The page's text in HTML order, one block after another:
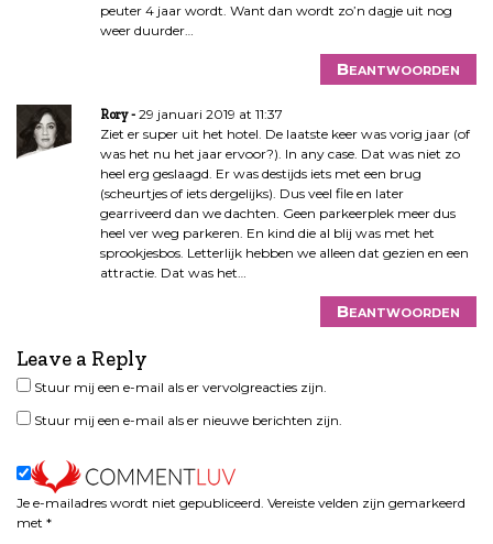
peuter 4 jaar wordt. Want dan wordt zo’n dagje uit nog
weer duurder…
Beantwoorden
Rory
29 januari 2019 at 11:37
Ziet er super uit het hotel. De laatste keer was vorig jaar (of
was het nu het jaar ervoor?). In any case. Dat was niet zo
heel erg geslaagd. Er was destijds iets met een brug
(scheurtjes of iets dergelijks). Dus veel file en later
gearriveerd dan we dachten. Geen parkeerplek meer dus
heel ver weg parkeren. En kind die al blij was met het
sprookjesbos. Letterlijk hebben we alleen dat gezien en een
attractie. Dat was het…
Beantwoorden
Leave a Reply
Je e-mailadres wordt niet gepubliceerd. Vereiste velden zijn gemarkeerd
met *
Stuur mij een e-mail als er vervolgreacties zijn.
Stuur mij een e-mail als er nieuwe berichten zijn.